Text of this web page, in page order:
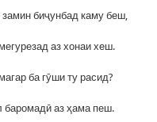
замин биҷунбад каму беш,
аз хонаи хеш.
ба гӯши ту расид?
баромадӣ аз ҳама пеш.